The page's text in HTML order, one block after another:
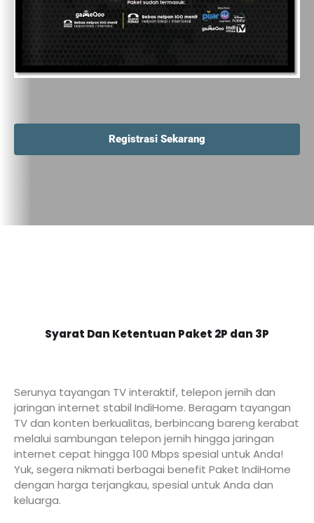
Registrasi Sekarang
Syarat Dan Ketentuan Paket 2P dan 3P
Serunya tayangan TV interaktif, telepon jernih dan
jaringan internet stabil IndiHome. Beragam tayangan
TV dan konten berkualitas, berbincang bareng kerabat
melalui sambungan telepon jernih hingga jaringan
internet cepat hingga 100 Mbps spesial untuk Anda!
Yuk, segera nikmati berbagai benefit Paket IndiHome
dengan harga terjangkau, spesial untuk Anda dan
keluarga.